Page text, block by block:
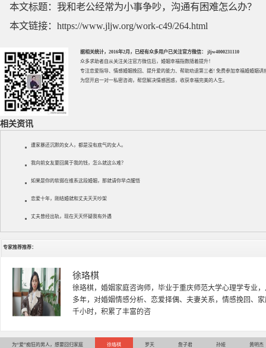
本文标题： 我和老公经常为小事争吵，沟通有困难怎么办？
本文链接： https://www.jljw.org/work-c49/264.html
据相关统计，2016年2月，已经有众多用户已关注官方微信： jljw4000231110
众多求助者自从关注关注官方微信后，婚姻幸福指数随着提升！
专注恋爱指导、 情感婚姻挽回 、提升爱的能力、帮助劝退第三者! 免费参加幸福婚婚姻讲
为您开启一对一私密咨询，帮您解决情感困惑，收获幸福完美的人生。
相关资讯
遭家暴还沉默的女人，都是没有底气的女人。
我向前女友要回属于我的钱，怎么就这么难？
如果是你的软弱在维系这段婚姻，那就请你早点醒悟
恋爱十年，刚结婚就和丈夫天天吵架
丈夫曾经出轨，现在天天怀疑我有外遇
专家推荐推荐：
徐珞棋
徐珞棋，婚姻家庭咨询师，毕业于重庆师范大学心理学专业
多年，对婚姻情感分析、恋爱择偶、夫妻关系，情感挽回、
千小时，积累了丰富的咨
为“爱”痴狂的男人，想要回归家庭 徐珞棋 罗天 詹子君 孙娅 黄明杰